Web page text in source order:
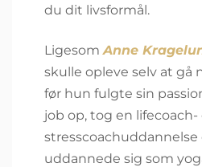
du dit livsformål.
Ligesom Anne
skulle opleve selv at gå
før hun fulgte sin
job op, tog en lifecoach-
stresscoachuddannelse
uddannede sig som